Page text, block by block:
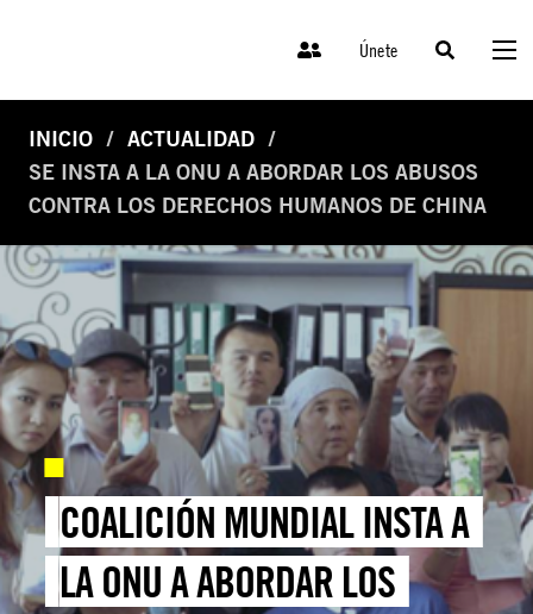
Únete
INICIO
ACTUALIDAD
SE INSTA A LA ONU A ABORDAR LOS ABUSOS
CONTRA LOS DERECHOS HUMANOS DE CHINA
COALICIÓN MUNDIAL INSTA A
LA ONU A ABORDAR LOS